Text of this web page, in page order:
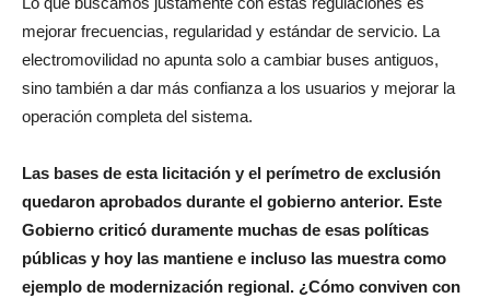
mejorar frecuencias, regularidad y estándar de servicio. La
electromovilidad no apunta solo a cambiar buses antiguos,
sino también a dar más confianza a los usuarios y mejorar la
operación completa del sistema.
Las bases de esta licitación y el perímetro de exclusión
quedaron aprobados durante el gobierno anterior. Este
Gobierno criticó duramente muchas de esas políticas
públicas y hoy las mantiene e incluso las muestra como
ejemplo de modernización regional. ¿Cómo conviven con